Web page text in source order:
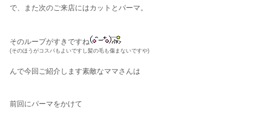
で、また次のご来店にはカットとパーマ。
そのループがすきですね
(そのほうがコスパもよいですし髪の毛も傷まないですや)
んで今回ご紹介します素敵なママさんは
前回にパーマをかけて